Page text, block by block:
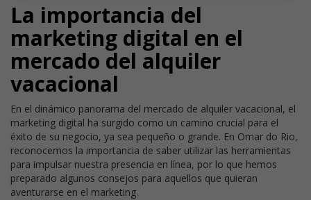
La importancia del
marketing digital en el
mercado del alquiler
vacacional
En el dinámico panorama del mercado de alquiler vacacional, el
marketing digital ha surgido como un camino crucial para el
éxito de su negocio, ya sea pequeño o grande. En Omar do Rio,
reconocemos la importancia de saber utilizar las herramientas
para impulsar nuestra presencia en línea, por lo que hemos
preparado algunos consejos para aquellos que quieran
aventurarse en el marketing.